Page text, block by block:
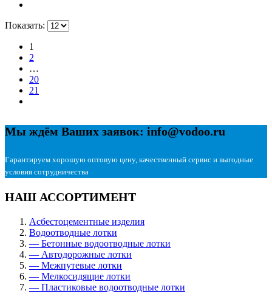
Показать:
1
2
…
20
21
Мы ждём Ваших заявок: info@vodoo.ru
Гарантируем хорошую оптовую цену, качественный сервис и выгодные
условия сотрудничества
НАШ АССОРТИМЕНТ
Асбестоцементные изделия
Водоотводные лотки
— Бетонные водоотводные лотки
— Автодорожные лотки
— Межпутевые лотки
— Мелкосидящие лотки
— Пластиковые водоотводные лотки